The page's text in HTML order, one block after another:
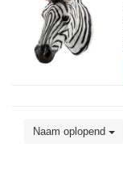
Naam oplopend